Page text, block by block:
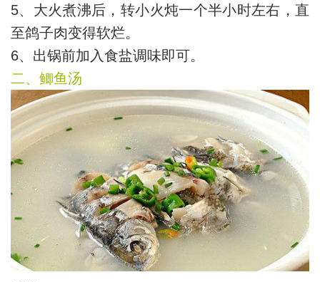
5、大火煮沸后，转小火炖一个半小时左右，直
至鸽子肉变得软烂。
6、出锅前加入食盐调味即可。
二、鲫鱼汤